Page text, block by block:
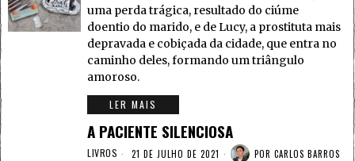
uma perda trágica, resultado do ciúme
doentio do marido, e de Lucy, a prostituta mais
depravada e cobiçada da cidade, que entra no
caminho deles, formando um triângulo
amoroso.
LER MAIS
A PACIENTE SILENCIOSA
LIVROS 21 DE JULHO DE 2021 POR CARLOS BARROS